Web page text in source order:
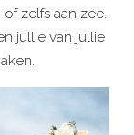
zelfs aan zee.
jullie van jullie